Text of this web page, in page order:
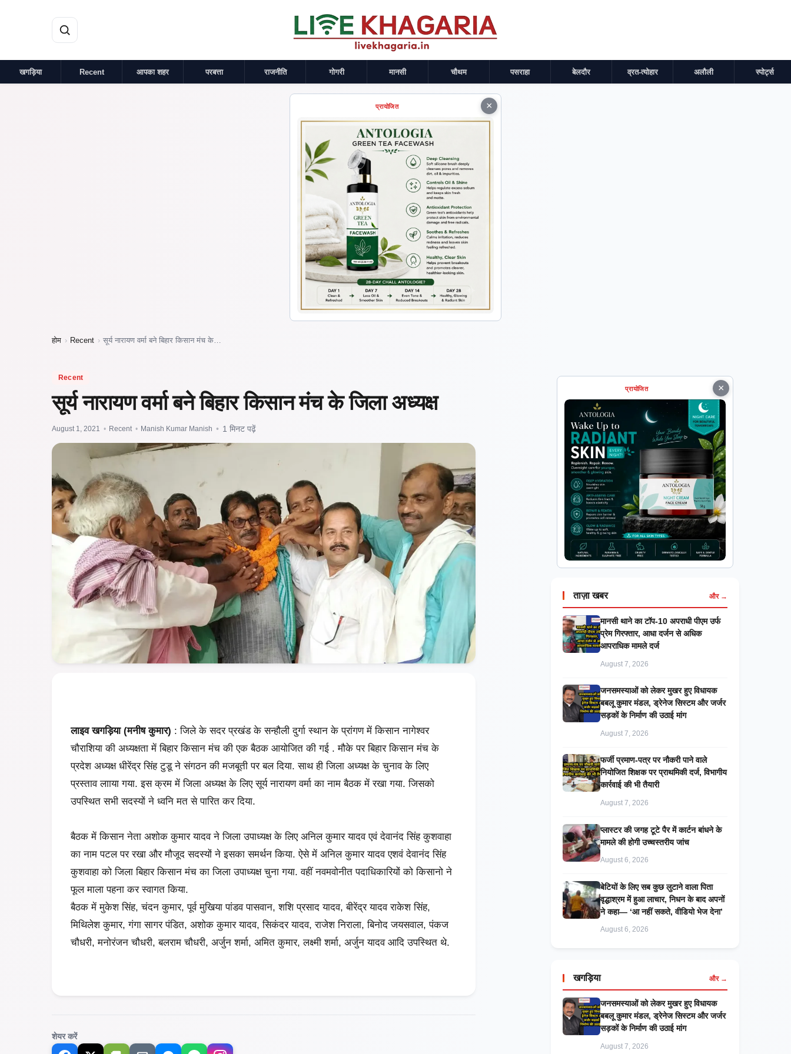
खगड़िया Recent आपका शहर परबत्ता राजनीति गोगरी मानसी चौथम पसराहा बेलदौर व्रत-त्योहार अलौली स्पोर्ट्स
×
प्रायोजित
होम › Recent › सूर्य नारायण वर्मा बने बिहार किसान मंच के…
Recent
सूर्य नारायण वर्मा बने बिहार किसान मंच के जिला अध्यक्ष
August 1, 2021 • Recent • Manish Kumar Manish • 1 मिनट पढ़ें
लाइव खगड़िया (मनीष कुमार) : जिले के सदर प्रखंड के सन्हौली दुर्गा स्थान के प्रांगण में किसान नागेश्वर
चौराशिया की अध्यक्षता में बिहार किसान मंच की एक बैठक आयोजित की गई . मौके पर बिहार किसान मंच के
प्रदेश अध्यक्ष धीरेंद्र सिंह टुडू ने संगठन की मजबूती पर बल दिया. साथ ही जिला अध्यक्ष के चुनाव के लिए
प्रस्ताव लााया गया. इस क्रम में जिला अध्यक्ष के लिए सूर्य नारायण वर्मा का नाम बैठक में रखा गया. जिसको
उपस्थित सभी सदस्यों ने ध्वनि मत से पारित कर दिया.
बैठक में किसान नेता अशोक कुमार यादव ने जिला उपाध्यक्ष के लिए अनिल कुमार यादव एवं देवानंद सिंह कुशवाहा
का नाम पटल पर रखा और मौजूद सदस्यों ने इसका समर्थन किया. ऐसे में अनिल कुमार यादव एशवं देवानंद सिंह
कुशवाहा को जिला बिहार किसान मंच का जिला उपाध्यक्ष चुना गया. वहीं नवमवोनीत पदाधिकारियों को किसानो ने
फूल माला पहना कर स्वागत किया.
बैठक में मुकेश सिंह, चंदन कुमार, पूर्व मुखिया पांडव पासवान, शशि प्रसाद यादव, बीरेंद्र यादव राकेश सिंह,
मिथिलेश कुमार, गंगा सागर पंडित, अशोक कुमार यादव, सिकंदर यादव, राजेश निराला, बिनोद जयसवाल, पंकज
चौधरी, मनोरंजन चौधरी, बलराम चौधरी, अर्जुन शर्मा, अमित कुमार, लक्ष्मी शर्मा, अर्जुन यादव आदि उपस्थित थे.
शेयर करें
×
प्रायोजित
ताज़ा खबर और →
मानसी थाने का टॉप-10 अपराधी पीएम उर्फ
प्रेम गिरफ्तार, आधा दर्जन से अधिक
आपराधिक मामले दर्ज
August 7, 2026
जनसमस्याओं को लेकर मुखर हुए विधायक
बबलू कुमार मंडल, ड्रेनेज सिस्टम और जर्जर
सड़कों के निर्माण की उठाई मांग
August 7, 2026
फर्जी प्रमाण-पत्र पर नौकरी पाने वाले
नियोजित शिक्षक पर प्राथमिकी दर्ज, विभागीय
कार्रवाई की भी तैयारी
August 7, 2026
प्लास्टर की जगह टूटे पैर में कार्टन बांधने के
मामले की होगी उच्चस्तरीय जांच
August 6, 2026
बेटियों के लिए सब कुछ लुटाने वाला पिता
वृद्धाश्रम में हुआ लाचार, निधन के बाद अपनों
ने कहा— ‘आ नहीं सकते, वीडियो भेज देना’
August 6, 2026
खगड़िया और →
जनसमस्याओं को लेकर मुखर हुए विधायक
बबलू कुमार मंडल, ड्रेनेज सिस्टम और जर्जर
सड़कों के निर्माण की उठाई मांग
August 7, 2026